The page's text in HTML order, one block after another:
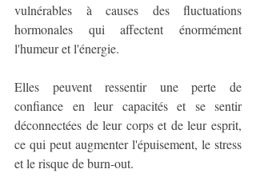
vulnérables à causes des fluctuations
hormonales qui affectent énormément
l'humeur et l'énergie.
Elles peuvent ressentir une perte de
confiance en leur capacités et se sentir
déconnectées de leur corps et de leur esprit,
ce qui peut augmenter l'épuisement, le stress
et le risque de burn-out.